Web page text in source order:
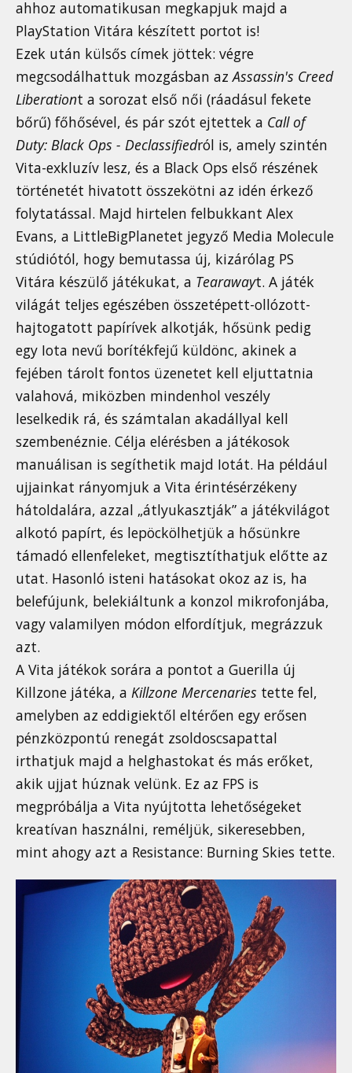
ahhoz automatikusan megkapjuk majd a
PlayStation Vitára készített portot is!
Ezek után külsős címek jöttek: végre
megcsodálhattuk mozgásban azAssassin's Creed
Liberationt a sorozat első női (ráadásul fekete
bőrű) főhősével, és pár szót ejtettek a Call of
Duty: Black Ops - Declassifiedról is, amely szintén
Vita-exkluzív lesz, és a Black Ops első részének
történetét hivatott összekötni az idén érkező
folytatással. Majd hirtelen felbukkant Alex
Evans, a LittleBigPlanetet jegyző Media Molecule
stúdiótól, hogy bemutassa új, kizárólag PS
Vitára készülő játékukat, a Tearawayt. A játék
világát teljes egészében összetépett-ollózott-
hajtogatott papírívek alkotják, hősünk pedig
egy Iota nevű borítékfejű küldönc, akinek a
fejében tárolt fontos üzenetet kell eljuttatnia
valahová, miközben mindenhol veszély
leselkedik rá, és számtalan akadállyal kell
szembenéznie. Célja elérésben a játékosok
manuálisan is segíthetik majd Iotát. Ha például
ujjainkat rányomjuk a Vita érintésérzékeny
hátoldalára, azzal „átlyukasztják” a játékvilágot
alkotó papírt, és lepöckölhetjük a hősünkre
támadó ellenfeleket, megtisztíthatjuk előtte az
utat. Hasonló isteni hatásokat okoz az is, ha
belefújunk, belekiáltunk a konzol mikrofonjába,
vagy valamilyen módon elfordítjuk, megrázzuk
azt.
A Vita játékok sorára a pontot a Guerilla új
Killzone játéka, a Killzone Mercenaries tette fel,
amelyben az eddigiektől eltérően egy erősen
pénzközpontú renegát zsoldoscsapattal
irthatjuk majd a helghastokat és más erőket,
akik ujjat húznak velünk. Ez az FPS is
megpróbálja a Vita nyújtotta lehetőségeket
kreatívan használni, reméljük, sikeresebben,
mint ahogy azt a Resistance: Burning Skies tette.